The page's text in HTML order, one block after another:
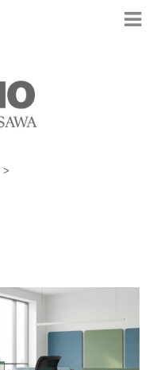
>